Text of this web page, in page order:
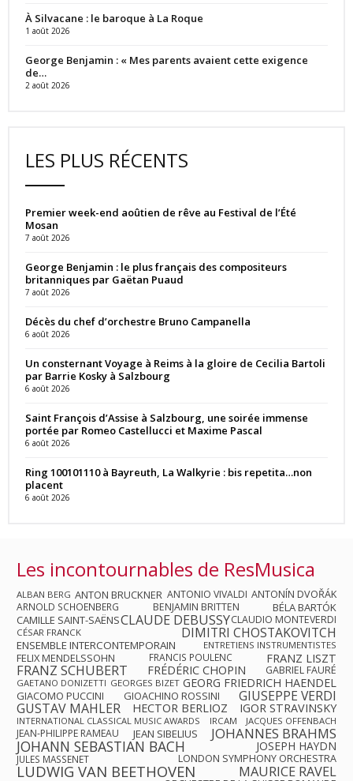
À Silvacane : le baroque à La Roque
1 août 2026
George Benjamin : « Mes parents avaient cette exigence
de…
2 août 2026
LES PLUS RÉCENTS
Premier week-end aoûtien de rêve au Festival de l’Été
Mosan
7 août 2026
George Benjamin : le plus français des compositeurs
britanniques par Gaëtan Puaud
7 août 2026
Décès du chef d’orchestre Bruno Campanella
6 août 2026
Un consternant Voyage à Reims à la gloire de Cecilia Bartoli
par Barrie Kosky à Salzbourg
6 août 2026
Saint François d’Assise à Salzbourg, une soirée immense
portée par Romeo Castellucci et Maxime Pascal
6 août 2026
Ring 100101110 à Bayreuth, La Walkyrie : bis repetita…non
placent
6 août 2026
Les incontournables de ResMusica
ALBAN BERG ANTON BRUCKNER ANTONIO VIVALDI ANTONÍN DVOŘÁK
ARNOLD SCHOENBERG
BENJAMIN BRITTEN
BÉLA BARTÓK
CAMILLE SAINT-SAËNSCLAUDE DEBUSSYCLAUDIO MONTEVERDI
CÉSAR FRANCK DIMITRI CHOSTAKOVITCH
ENSEMBLE INTERCONTEMPORAIN ENTRETIENS INSTRUMENTISTES
FELIX MENDELSSOHN FRANCIS POULENC FRANZ LISZT
FRANZ SCHUBERT FRÉDÉRIC CHOPIN GABRIEL FAURÉ
GAETANO DONIZETTI GEORGES BIZET GEORG FRIEDRICH HAENDEL
GIACOMO PUCCINI GIOACHINO ROSSINI GIUSEPPE VERDI
GUSTAV MAHLER HECTOR BERLIOZ IGOR STRAVINSKY
INTERNATIONAL CLASSICAL MUSIC AWARDS IRCAM JACQUES OFFENBACH
JEAN-PHILIPPE RAMEAU JEAN SIBELIUS JOHANNES BRAHMS
JOHANN SEBASTIAN BACH JOSEPH HAYDN
JULES MASSENET LONDON SYMPHONY ORCHESTRA
LUDWIG VAN BEETHOVEN MAURICE RAVEL